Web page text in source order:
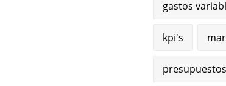
gastos
kpi's
presupuestos